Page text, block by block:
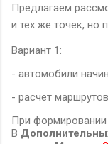
Предлагаем
и тех же точек, но
Вариант 1:
- автомобили
- расчет
При
В